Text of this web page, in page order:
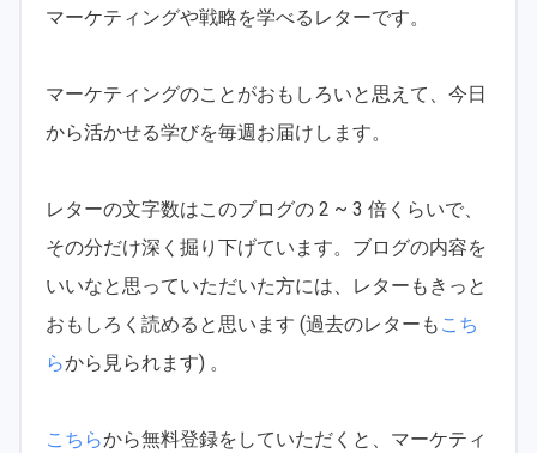
マーケティングや戦略を学べるレターです。
マーケティングのことがおもしろいと思えて、今日
から活かせる学びを毎週お届けします。
レターの文字数はこのブログの 2 ~ 3 倍くらいで、
その分だけ深く掘り下げています。ブログの内容を
いいなと思っていただいた方には、レターもきっと
おもしろく読めると思います (過去のレターも こち
らから見られます) 。
こちらから無料登録をしていただくと、マーケティ